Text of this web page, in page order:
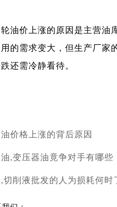
油价上涨的原因是主营油
的需求变大，但生产厂家
还需冷静看待。
价格上涨的背后原因
,变压器油竟争对手有哪些
削液批发的人为损耗何时